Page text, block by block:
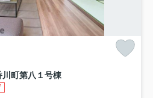
町第八 １号棟